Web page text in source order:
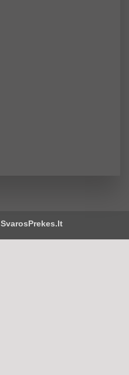
SvarosPrekes.lt